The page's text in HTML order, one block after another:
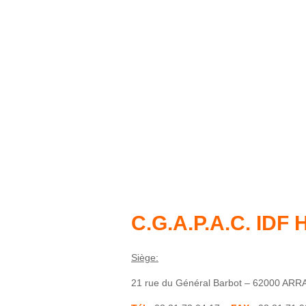
C.G.A.P.A.C. IDF
Siège:
21 rue du Général Barbot – 62000